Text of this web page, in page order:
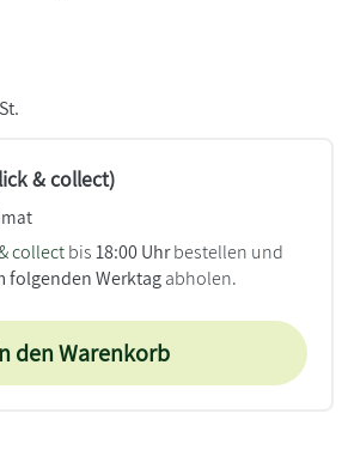
& collect)
collect bis18:00 Uhrbestellen und
folgenden Werktagabholen.
den Warenkorb